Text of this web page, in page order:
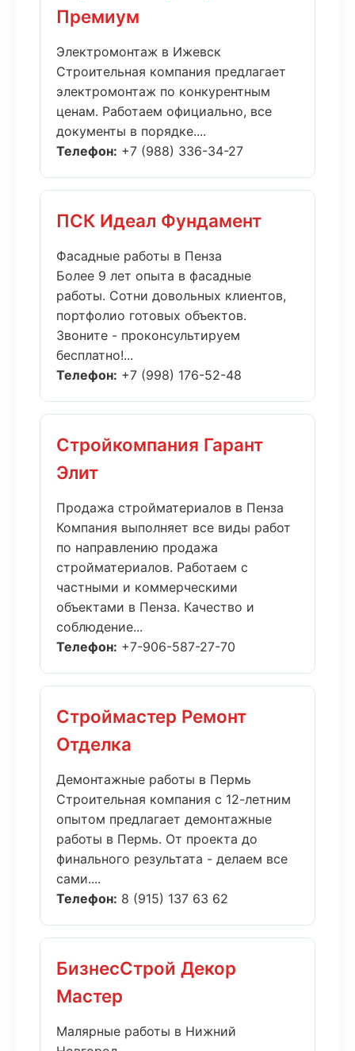
Премиум
Электромонтаж в Ижевск
Строительная компания предлагает
электромонтаж по конкурентным
ценам. Работаем официально, все
документы в порядке....
Телефон: +7 (988) 336-34-27
ПСК Идеал Фундамент
Фасадные работы в Пенза
Более 9 лет опыта в фасадные
работы. Сотни довольных клиентов,
портфолио готовых объектов.
Звоните - проконсультируем
бесплатно!...
Телефон: +7 (998) 176-52-48
Стройкомпания Гарант
Элит
Продажа стройматериалов в Пенза
Компания выполняет все виды работ
по направлению продажа
стройматериалов. Работаем с
частными и коммерческими
объектами в Пенза. Качество и
соблюдение...
Телефон: +7-906-587-27-70
Строймастер Ремонт
Отделка
Демонтажные работы в Пермь
Строительная компания с 12-летним
опытом предлагает демонтажные
работы в Пермь. От проекта до
финального результата - делаем все
сами....
Телефон: 8 (915) 137 63 62
БизнесСтрой Декор
Мастер
Малярные работы в Нижний